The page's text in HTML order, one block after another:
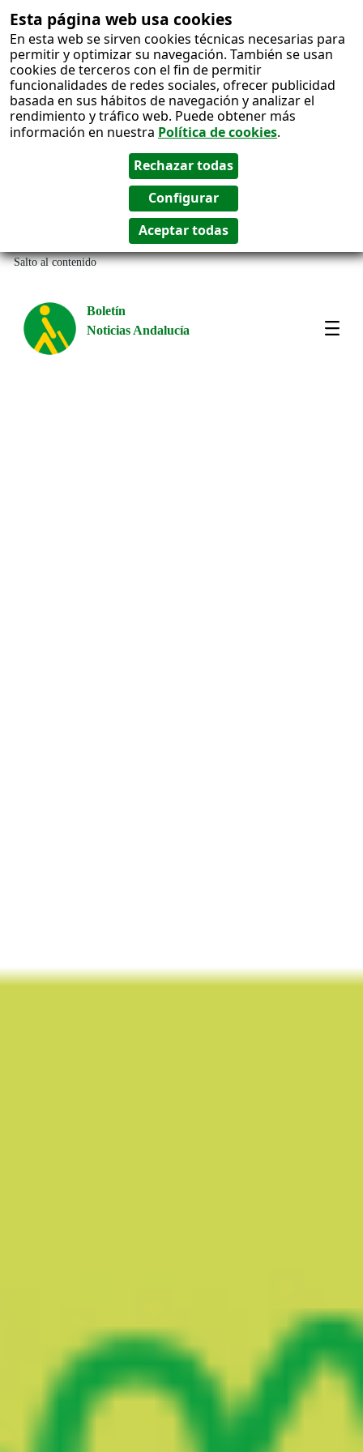
Esta página web usa cookies
En esta web se sirven cookies técnicas necesarias para
permitir y optimizar su navegación. También se usan
cookies de terceros con el fin de permitir
funcionalidades de redes sociales, ofrecer publicidad
basada en sus hábitos de navegación y analizar el
rendimiento y tráfico web. Puede obtener más
información en nuestra Política de cookies.
Salto al contenido
Boletín
Noticias Andalucía